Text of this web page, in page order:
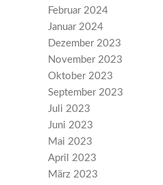
Februar 2024
Januar 2024
Dezember 2023
November 2023
Oktober 2023
September 2023
Juli 2023
Juni 2023
Mai 2023
April 2023
März 2023